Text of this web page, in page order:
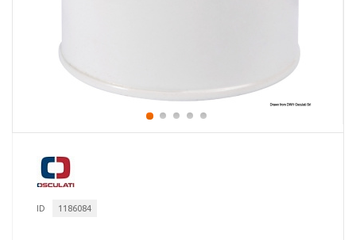
ID 1186084